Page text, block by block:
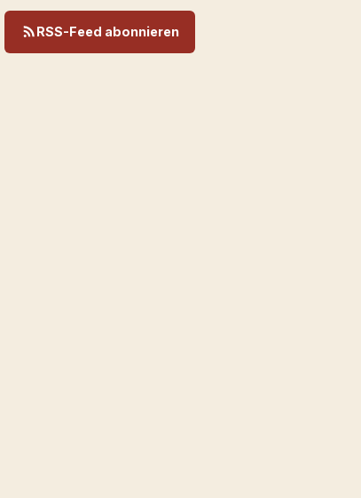
RSS-Feed abonnieren